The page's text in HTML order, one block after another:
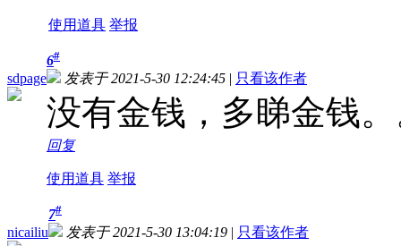
使用道具 举报
sdpage
6#
发表于 2021-5-30 12:24:45 | 只看该作者
没有金钱，多睇金钱
回复
使用道具 举报
nicailiu
7#
发表于 2021-5-30 13:04:19 | 只看该作者